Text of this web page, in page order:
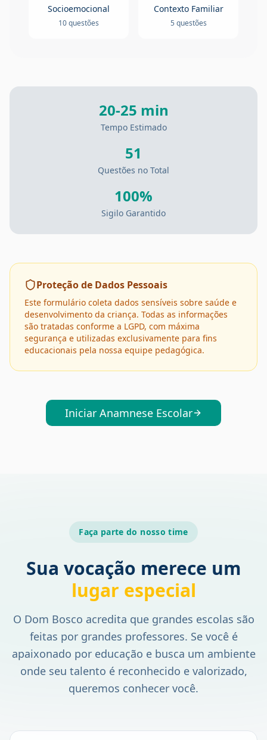
Socioemocional
10questões
Contexto Familiar
5 questões
20-25 min
Tempo Estimado
51
Questões no Total
100%
Sigilo Garantido
Proteção de Dados Pessoais
Este formulário coleta dados sensíveis sobre saúde e
desenvolvimento da criança. Todas as informações
são tratadas conforme a LGPD, com máxima
segurança e utilizadas exclusivamente para fins
educacionais pela nossa equipe pedagógica.
Iniciar Anamnese Escolar
Faça parte do nosso time
Sua vocação merece um
lugar especial
O Dom Bosco acredita que grandes escolas são
feitas por grandes professores. Se você é
apaixonado por educação e busca um ambiente
onde seu talento é reconhecido e valorizado,
queremos conhecer você.